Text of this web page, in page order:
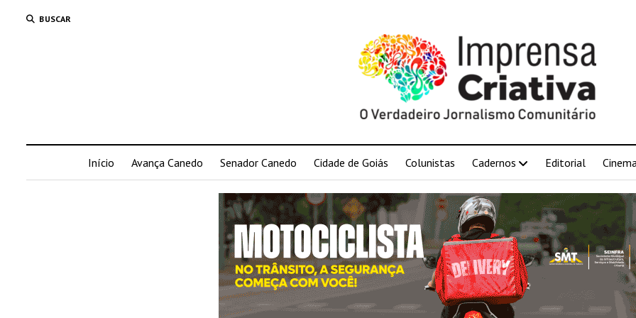
BUSCAR
Início Avança Canedo Senador Canedo Cidade de Goiás Colunistas Cadernos Editorial